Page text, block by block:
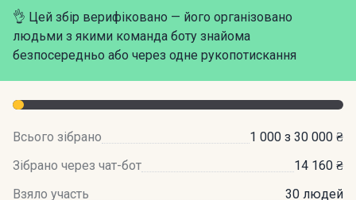
👌 Цей збір верифіковано — його організовано
людьми з якими команда боту знайома
безпосередньо або через одне рукопотискання
Всього зібрано
1 000 з 30 000 ₴
Зібрано через чат-бот
14 160 ₴
Взяло участь
30 людей